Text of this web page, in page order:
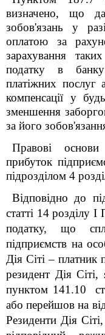
визначено, що
зобов'язань у
оплатою за
зарахування
податку в
платіжних послуг
компенсації у
зменшення
за його
Правові
прибуток
підрозділом 4
Відповідно до
статті 14 розділу
податку, що
підприємств на
Дія Сіті –
резидент Дія
пунктом 141.10
або перейшов на
Резиденти Дія